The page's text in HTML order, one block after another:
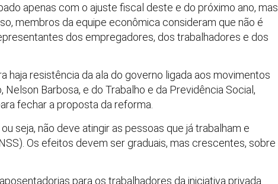
apenas com o ajuste fiscal deste e do próximo ano, mas
membros da equipe econômica consideram que não é
dos empregadores, dos trabalhadores e dos
resistência da ala do governo ligada aos movimentos
Barbosa, e do Trabalho e da Previdência Social,
fechar a proposta da reforma.
seja, não deve atingir as pessoas que já trabalham e
Os efeitos devem ser graduais, mas crescentes, sobre
para os trabalhadores da iniciativa privada